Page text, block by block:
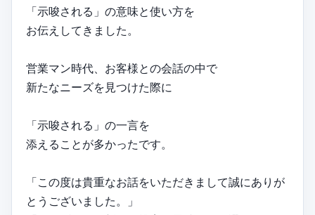
「示唆される」の意味と使い方を
お伝えしてきました。
営業マン時代、お客様との会話の中で
新たなニーズを見つけた際に
「示唆される」の一言を
添えることが多かったです。
「この度は貴重なお話をいただきまして誠にありが
とうございました。」